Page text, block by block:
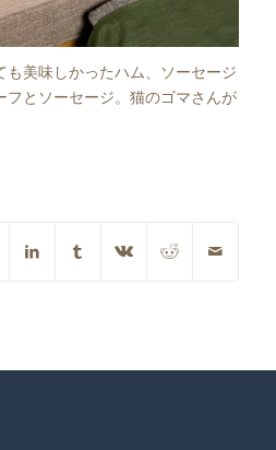
も美味しかったハム、ソーセージ
フとソーセージ。猫のゴマさんが